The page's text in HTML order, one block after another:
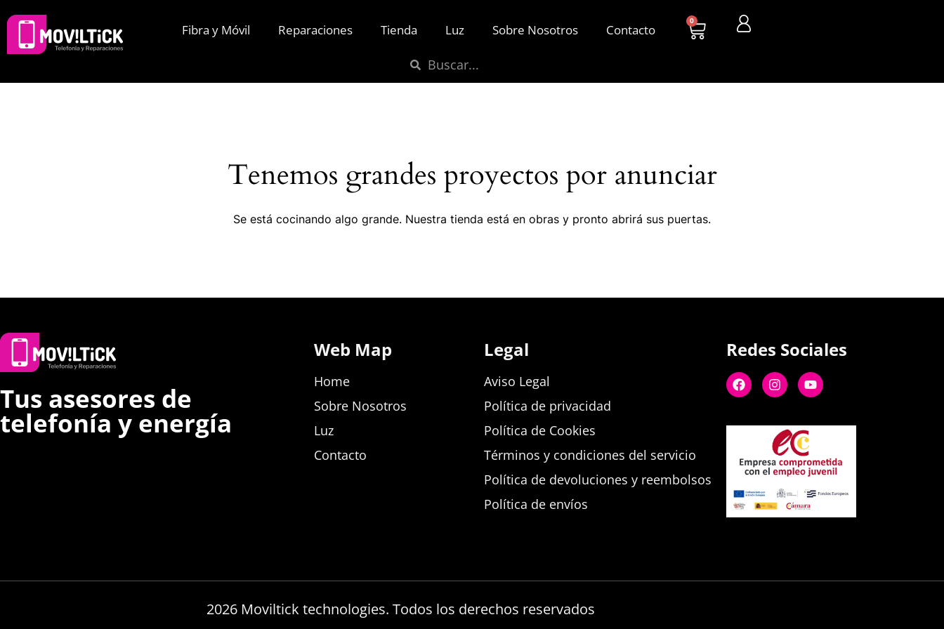
Fibra y Móvil Reparaciones Tienda Luz Sobre Nosotros Contacto
0
Tenemos grandes proyectos por anunciar
Se está cocinando algo grande. Nuestra tienda está en obras y pronto abrirá sus puertas.
Tus asesores de
telefonía y energía
Web Map
Home
Sobre Nosotros
Luz
Contacto
Legal
Aviso Legal
Política de privacidad
Política de Cookies
Términos y condiciones del servicio
Política de devoluciones y reembolsos
Política de envíos
Redes Sociales
2026 Moviltick technologies. Todos los derechos reservados